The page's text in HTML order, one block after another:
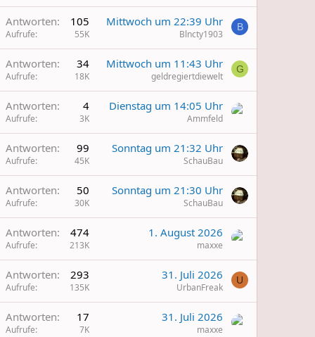
Antworten 105
Aufrufe 55K
Mittwoch um 22:39 Uhr
Blncty1903
B
Antworten 34
Aufrufe 18K
Mittwoch um 11:43 Uhr
geldregiertdiewelt
G
Antworten 4
Aufrufe 3K
Dienstag um 14:05 Uhr
Ammfeld
Antworten 99
Aufrufe 45K
Sonntag um 21:32 Uhr
SchauBau
Antworten 50
Aufrufe 30K
Sonntag um 21:30 Uhr
SchauBau
Antworten 474
Aufrufe 213K
1. August 2026
maxxe
Antworten 293
Aufrufe 135K
31. Juli 2026
UrbanFreak
U
Antworten 17
Aufrufe 7K
31. Juli 2026
maxxe